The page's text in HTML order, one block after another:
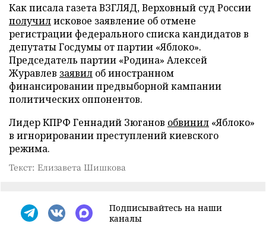
Как писала газета ВЗГЛЯД, Верховный суд России
получилисковое заявление об отмене
регистрации федерального списка кандидатов в
депутаты Госдумы от партии «Яблоко».
Председатель партии «Родина» Алексей
Журавлев заявил об иностранном
финансировании предвыборной кампании
политических оппонентов.
Лидер КПРФ Геннадий Зюганов обвинил «Яблоко»
в игнорировании преступлений киевского
режима.
Текст: Елизавета Шишкова
Подписывайтесь на наши
каналы